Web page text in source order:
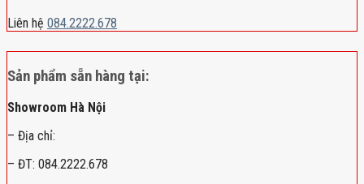
Liên hệ 084.2222.678
Sản phẩm sẵn hàng tại:
Showroom Hà Nội
– Địa chỉ:
– ĐT: 084.2222.678